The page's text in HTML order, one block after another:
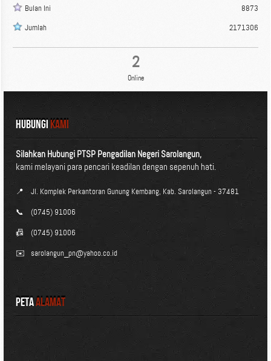
Bulan Ini
8873
Jumlah
2171306
2
Online
HUBUNGIKAMI
Silahkan Hubungi PTSP Pengadilan Negeri Sarolangun,
kami melayani para pencari keadilan dengan sepenuh hati.
📍
Jl. Komplek Perkantoran Gunung Kembang, Kab. Sarolangun - 37481
📞
(0745) 91006
📠
(0745) 91006
✉️
sarolangun_pn@yahoo.co.id
PetaAlamat